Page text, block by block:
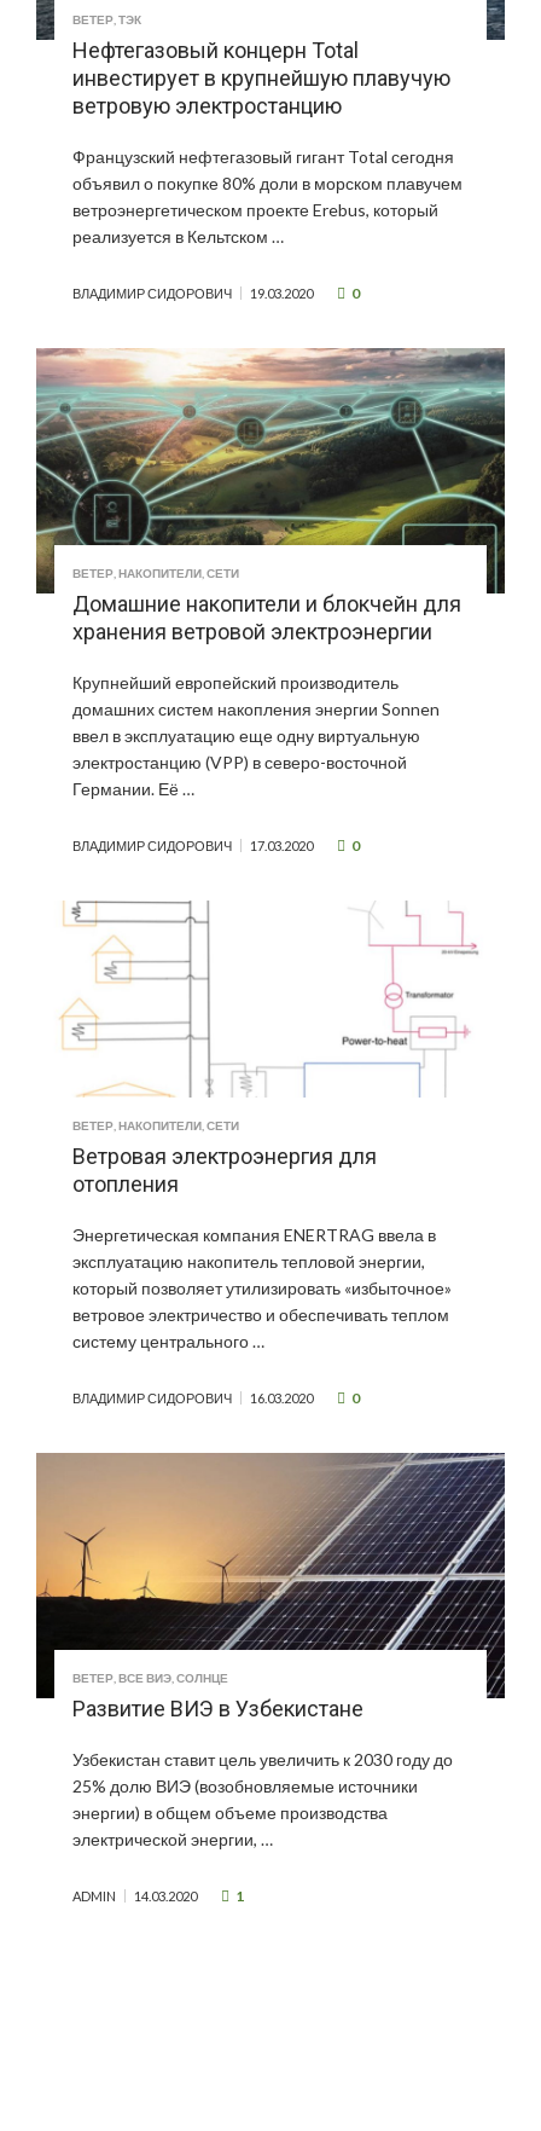
ВЕТЕР ТЭК
Нефтегазовый концерн Total
инвестирует в крупнейшую плавучую
ветровую электростанцию
Французский нефтегазовый гигант Total сегодня
объявил о покупке 80% доли в морском плавучем
ветроэнергетическом проекте Erebus, который
реализуется в Кельтском …
ВЛАДИМИР СИДОРОВИЧ 19.03.2020 0
ВЕТЕР НАКОПИТЕЛИ СЕТИ
Домашние накопители и блокчейн для
хранения ветровой электроэнергии
Крупнейший европейский производитель
домашних систем накопления энергии Sonnen
ввел в эксплуатацию еще одну виртуальную
электростанцию (VPP) в северо-восточной
Германии. Её …
ВЛАДИМИР СИДОРОВИЧ 17.03.2020 0
ВЕТЕР НАКОПИТЕЛИ СЕТИ
Ветровая электроэнергия для
отопления
Энергетическая компания ENERTRAG ввела в
эксплуатацию накопитель тепловой энергии,
который позволяет утилизировать «избыточное»
ветровое электричество и обеспечивать теплом
систему центрального …
ВЛАДИМИР СИДОРОВИЧ 16.03.2020 0
ВЕТЕР ВСЕ ВИЭ СОЛНЦЕ
Развитие ВИЭ в Узбекистане
Узбекистан ставит цель увеличить к 2030 году до
25% долю ВИЭ (возобновляемые источники
энергии) в общем объеме производства
электрической энергии, …
ADMIN 14.03.2020 1